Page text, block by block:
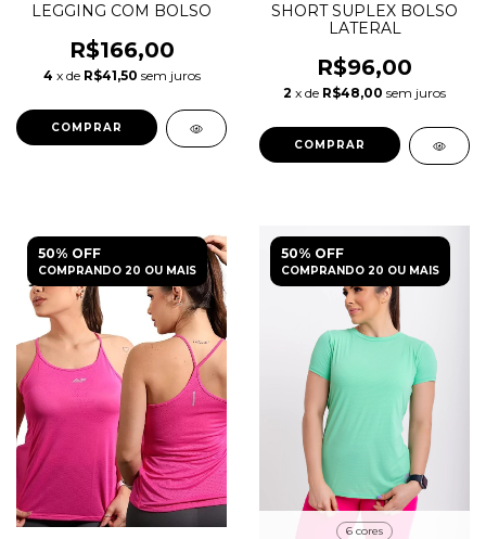
LEGGING COM BOLSO
R$166,00
4 x de R$41,50 sem juros
COMPRAR
SHORT SUPLEX BOLSO
LATERAL
R$96,00
2 x de R$48,00 sem juros
COMPRAR
50% OFF
COMPRANDO 20 OU MAIS
50% OFF
COMPRANDO 20 OU MAIS
6 cores